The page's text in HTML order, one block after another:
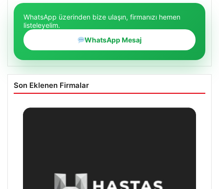
WhatsApp üzerinden bize ulaşın, firmanızı hemen
listeleyelim.
WhatsApp Mesaj
Son Eklenen Firmalar